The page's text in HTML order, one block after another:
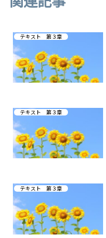
テキスト 第３章
テキスト 第３章
テキスト 第３章